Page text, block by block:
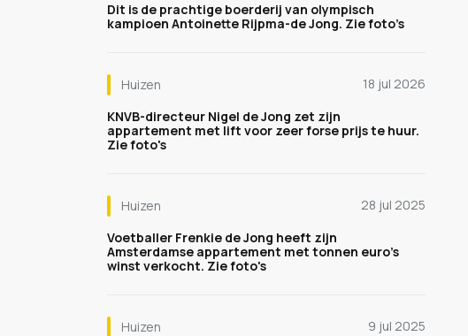
Dit is de prachtige boerderij van olympisch
kampioen Antoinette Rijpma-de Jong. Zie foto’s
Huizen
18 jul 2026
KNVB-directeur Nigel de Jong zet zijn
appartement met lift voor zeer forse prijs te huur.
Zie foto's
Huizen
28 jul 2025
Voetballer Frenkie de Jong heeft zijn
Amsterdamse appartement met tonnen euro's
winst verkocht. Zie foto's
Huizen
9 jul 2025